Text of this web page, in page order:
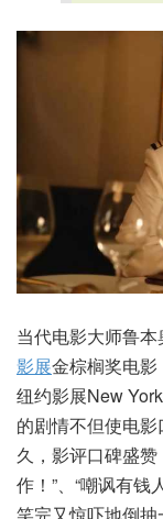
当代电影大师鲁
影展金棕榈奖电影
纽约影展New
的剧情不但使电
久，影评口碑盛
作！”、“嘲讽有钱
笑完又惊吓地倒抽